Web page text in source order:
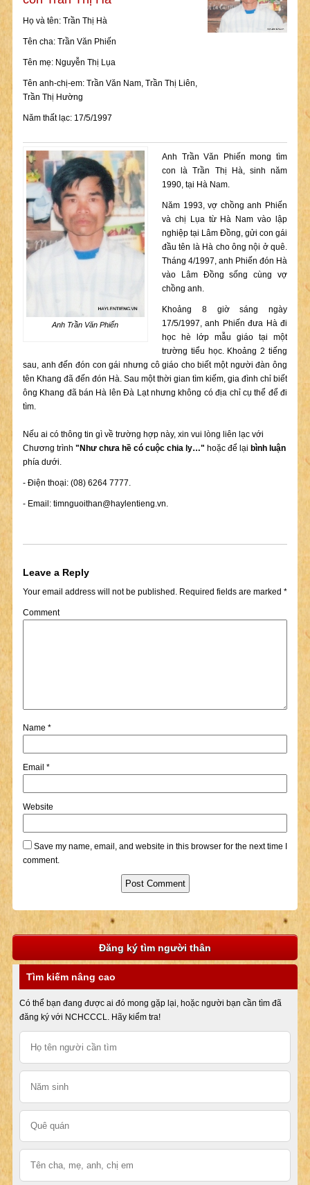
Họ và tên: Trần Thị Hà
Tên cha: Trần Văn Phiến
Tên mẹ: Nguyễn Thị Lụa
Tên anh-chị-em: Trần Văn Nam, Trần Thị Liên,
Trần Thị Hường
Năm thất lạc: 17/5/1997
Anh Trần Văn Phiến
Anh Trần Văn Phiến mong tìm
con là Trần Thị Hà, sinh năm
1990, tại Hà Nam.
Năm 1993, vợ chồng anh Phiến
và chị Lụa từ Hà Nam vào lập
nghiệp tại Lâm Đồng, gửi con gái
đầu tên là Hà cho ông nội ở quê.
Tháng 4/1997, anh Phiến đón Hà
vào Lâm Đồng sống cùng vợ
chồng anh.
Khoảng 8 giờ sáng ngày
17/5/1997, anh Phiến đưa Hà đi
học hè lớp mẫu giáo tại một
trường tiểu học. Khoảng 2 tiếng
sau, anh đến đón con gái nhưng cô giáo cho biết một người đàn ông
tên Khang đã đến đón Hà. Sau một thời gian tìm kiếm, gia đình chỉ biết
ông Khang đã bán Hà lên Đà Lạt nhưng không có địa chỉ cụ thể để đi
tìm.
Nếu ai có thông tin gì về trường hợp này, xin vui lòng liên lạc với
Chương trình "Như chưa hề có cuộc chia ly…" hoặc để lại bình luận
phía dưới.
- Điện thoại: (08) 6264 7777.
- Email: timnguoithan@haylentieng.vn.
Leave a Reply
Your email address will not be published.Required fields are marked *
Comment
Name *
Email *
Website
Save my name, email, and website in this browser for the next time I
comment.
Đăng ký tìm người thân
Tìm kiếm nâng cao
Có thể bạn đang được ai đó mong gặp lại, hoặc người bạn cần tìm đã
đăng ký với NCHCCCL. Hãy kiểm tra!